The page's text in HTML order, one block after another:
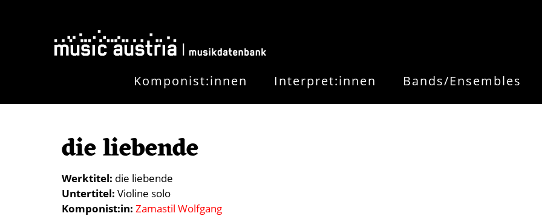
Komponist:innen Interpret:innen Bands/Ensembles
die liebende
Werktitel die liebende
Untertitel Violine solo
Komponist:in Zamastil Wolfgang